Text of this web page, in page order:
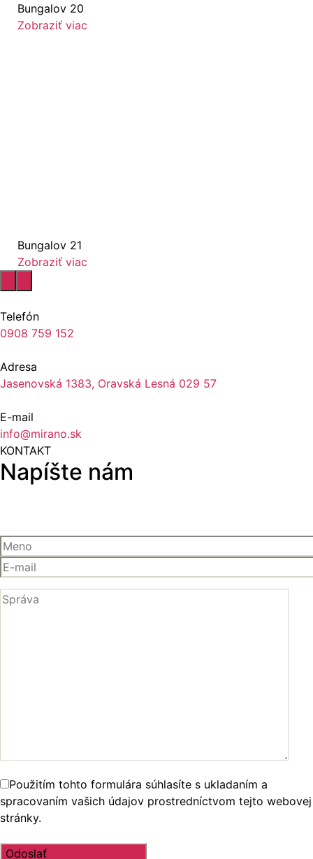
Bungalov 20
Zobraziť viac
Bungalov 21
Zobraziť viac
Telefón
0908 759 152
Adresa
Jasenovská 1383, Oravská Lesná 029 57
E-mail
info@mirano.sk
KONTAKT
Napíšte nám
Použitím tohto formulára súhlasíte s ukladaním a
spracovaním vašich údajov prostredníctvom tejto webovej
stránky.